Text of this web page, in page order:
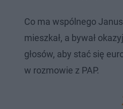
Co ma wspólnego
mieszkał, a bywał
głosów, aby stać się
w rozmowie z PAP.